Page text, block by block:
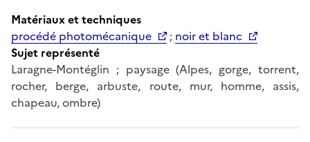
Matériaux et techniques
procédé photomécanique
; noir et blanc
Sujet représenté
Laragne-Montéglin ; paysage (Alpes, gorge, torrent,
rocher, berge, arbuste, route, mur, homme, assis,
chapeau, ombre)